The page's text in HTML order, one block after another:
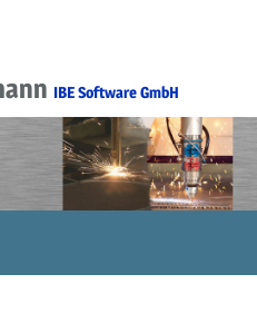
IBE Software GmbH